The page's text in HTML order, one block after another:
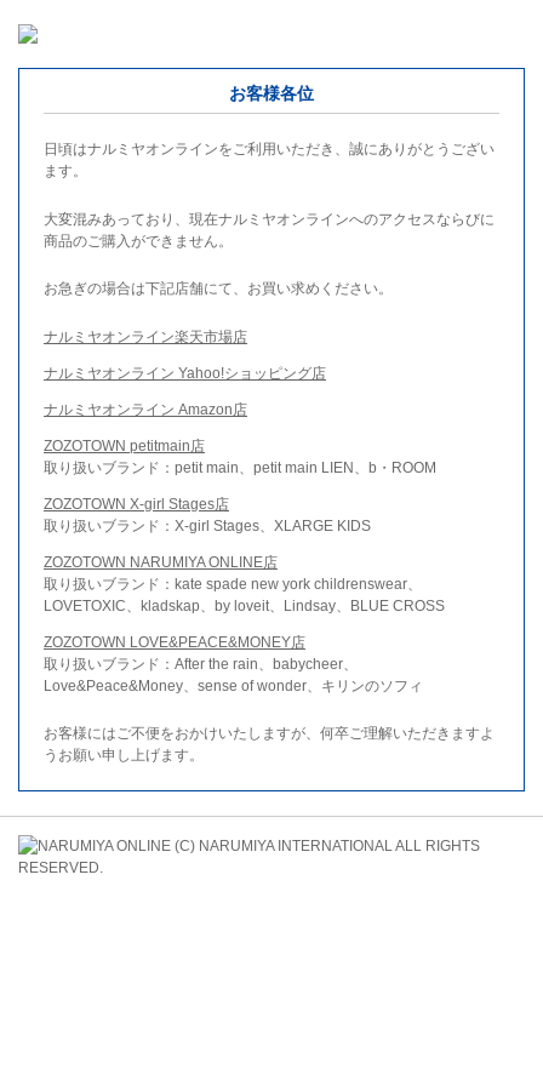
お客様各位
日頃はナルミヤオンラインをご利用いただき、誠にありがとうござい
ます。
大変混みあっており、現在ナルミヤオンラインへのアクセスならびに
商品のご購入ができません。
お急ぎの場合は下記店舗にて、お買い求めください。
ナルミヤオンライン楽天市場店
ナルミヤオンライン Yahoo!ショッピング店
ナルミヤオンライン Amazon店
ZOZOTOWN petitmain店
取り扱いブランド：petit main、petit main LIEN、b・ROOM
ZOZOTOWN X-girl Stages店
取り扱いブランド：X-girl Stages、XLARGE KIDS
ZOZOTOWN NARUMIYA ONLINE店
取り扱いブランド：kate spade new york childrenswear、
LOVETOXIC、kladskap、by loveit、Lindsay、BLUE CROSS
ZOZOTOWN LOVE&PEACE&MONEY店
取り扱いブランド：After the rain、babycheer、
Love&Peace&Money、sense of wonder、キリンのソフィ
お客様にはご不便をおかけいたしますが、何卒ご理解いただきますよ
うお願い申し上げます。